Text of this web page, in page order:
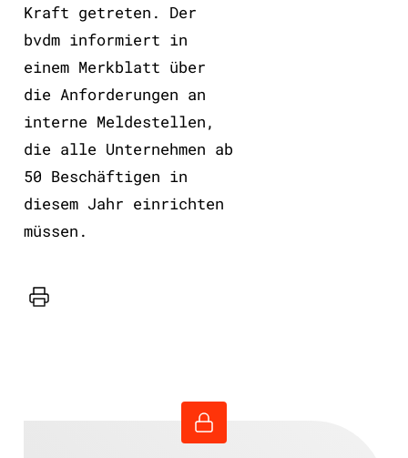
Kraft getreten. Der
bvdm informiert in
einem Merkblatt über
die Anforderungen an
interne Meldestellen,
die alle Unternehmen ab
50 Beschäftigen in
diesem Jahr einrichten
müssen.
Drucker